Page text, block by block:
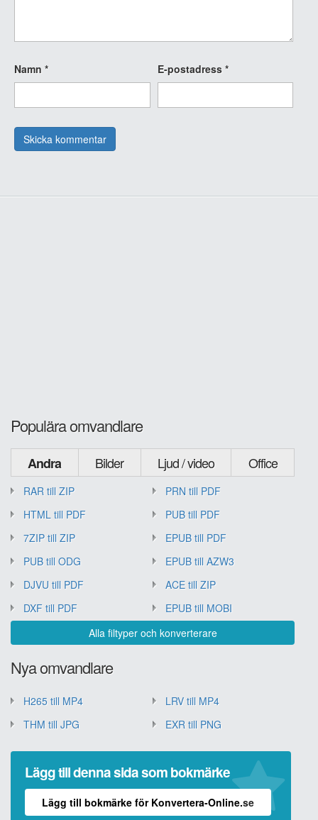
Namn * E-postadress *
Populära omvandlare
Andra Bilder Ljud / video Office
RAR till ZIP
PRN till PDF
HTML till PDF
PUB till PDF
7ZIP till ZIP
EPUB till PDF
PUB till ODG
EPUB till AZW3
DJVU till PDF
ACE till ZIP
DXF till PDF
EPUB till MOBI
Alla filtyper och konverterare
Nya omvandlare
H265 till MP4
LRV till MP4
THM till JPG
EXR till PNG
Lägg till denna sida som bokmärke
Lägg till bokmärke för Konvertera-Online.se